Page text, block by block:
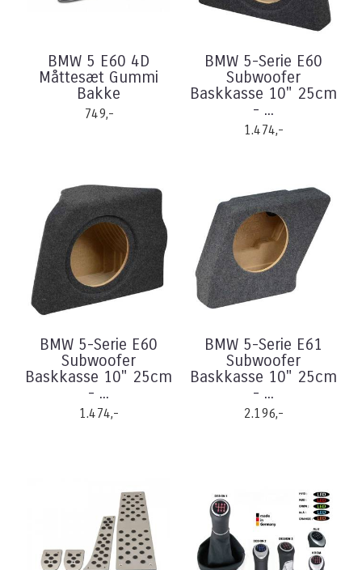
BMW 5 E60 4D
Måttesæt Gummi
Bakke
749,-
BMW 5-Serie E60
Subwoofer
Baskkasse 10" 25cm
- ...
1.474,-
BMW 5-Serie E60
Subwoofer
Baskkasse 10" 25cm
- ...
1.474,-
BMW 5-Serie E61
Subwoofer
Baskkasse 10" 25cm
- ...
2.196,-